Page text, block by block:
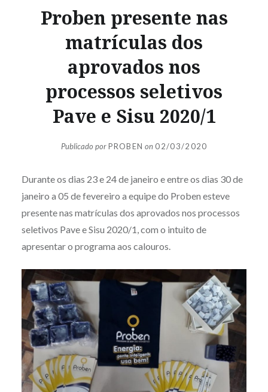
Proben presente nas
matrículas dos
aprovados nos
processos seletivos
Pave e Sisu 2020/1
Publicado porPROBEN on02/03/2020
Durante os dias 23 e 24 de janeiro e entre os dias 30 de
janeiro a 05 de fevereiro a equipe do Proben esteve
presente nas matrículas dos aprovados nos processos
seletivos Pave e Sisu 2020/1, com o intuito de
apresentar o programa aos calouros.